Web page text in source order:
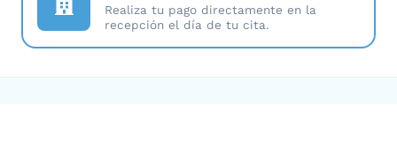
Realiza tu pago directamente en la
recepción el día de tu cita.